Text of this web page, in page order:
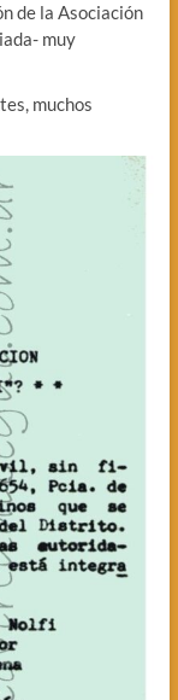
de la Asociación
muy
muchos